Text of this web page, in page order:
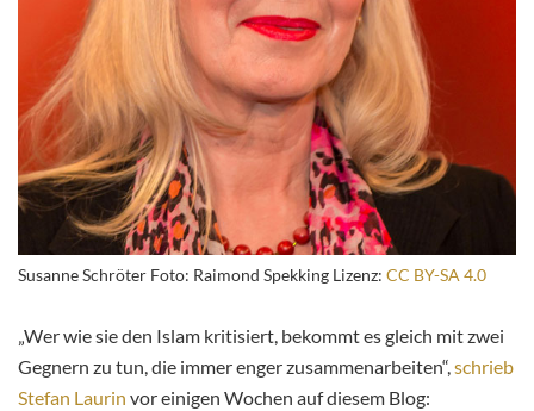
Susanne Schröter Foto: Raimond Spekking Lizenz: CC BY-SA 4.0
„Wer wie sie den Islam kritisiert, bekommt es gleich mit zwei
Gegnern zu tun, die immer enger zusammenarbeiten“,schrieb
Stefan Laurin vor einigen Wochen auf diesem Blog: